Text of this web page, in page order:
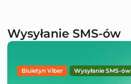
Wysyłanie SMS-ów
Biuletyn Viber Wysyłanie SMS-ów